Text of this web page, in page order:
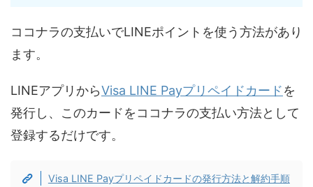
ココナラの支払いでLINEポイントを使う方法があり
ます。
LINEアプリからVisa LINE Payプリペイドカードを
発行し、このカードをココナラの支払い方法として
登録するだけです。
Visa LINE Payプリペイドカードの発行方法と解約手順